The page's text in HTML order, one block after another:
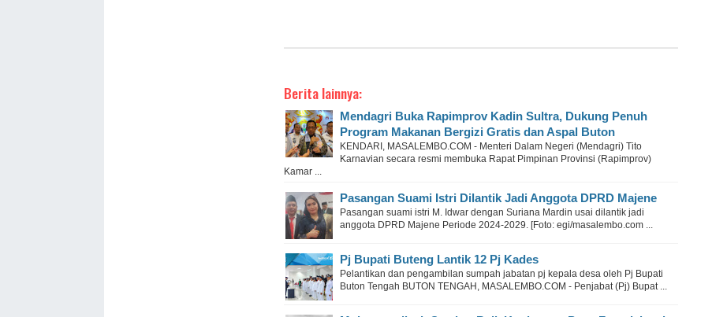
Berita lainnya:
Mendagri Buka Rapimprov Kadin Sultra, Dukung Penuh
Program Makanan Bergizi Gratis dan Aspal Buton
KENDARI, MASALEMBO.COM - Menteri Dalam Negeri (Mendagri) Tito
Karnavian secara resmi membuka Rapat Pimpinan Provinsi (Rapimprov)
Kamar ...
Pasangan Suami Istri Dilantik Jadi Anggota DPRD Majene
Pasangan suami istri M. Idwar dengan Suriana Mardin usai dilantik jadi
anggota DPRD Majene Periode 2024-2029. [Foto: egi/masalembo.com ...
Pj Bupati Buteng Lantik 12 Pj Kades
Pelantikan dan pengambilan sumpah jabatan pj kepala desa oleh Pj Bupati
Buton Tengah BUTON TENGAH, MASALEMBO.COM - Penjabat (Pj) Bupat ...